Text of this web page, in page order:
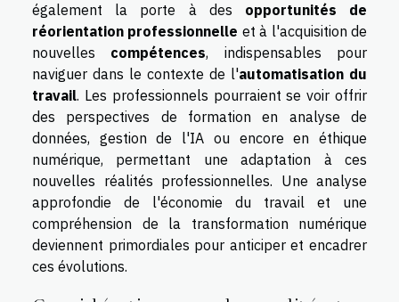
également la porte à des opportunités de
réorientation professionnelle et à l'acquisition de
nouvelles compétences, indispensables pour
naviguer dans le contexte de l'automatisation du
travail. Les professionnels pourraient se voir offrir
des perspectives de formation en analyse de
données, gestion de l'IA ou encore en éthique
numérique, permettant une adaptation à ces
nouvelles réalités professionnelles. Une analyse
approfondie de l'économie du travail et une
compréhension de la transformation numérique
deviennent primordiales pour anticiper et encadrer
ces évolutions.